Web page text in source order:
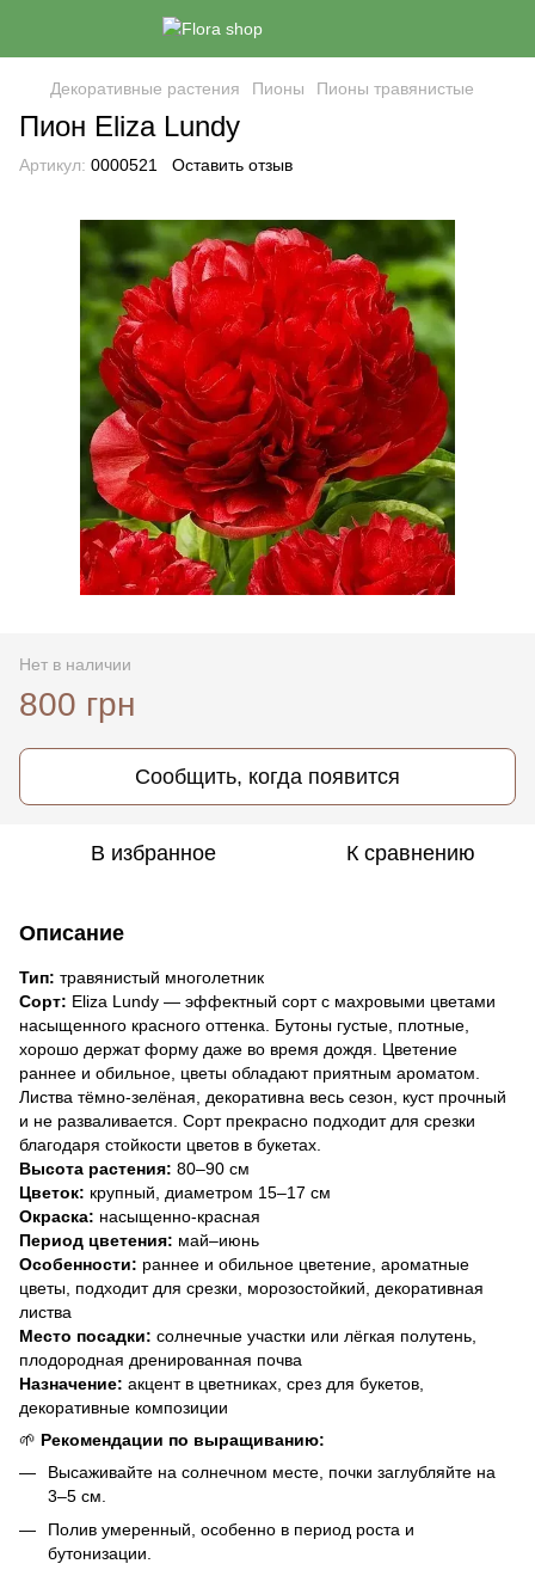
Декоративные растения Пионы Пионы травянистые
Пион Eliza Lundy
Артикул: 0000521 Оставить отзыв
Нет в наличии
800 грн
Сообщить, когда появится
В избранное К сравнению
Описание
Тип: травянистый многолетник
Сорт: Eliza Lundy — эффектный сорт с махровыми цветами
насыщенного красного оттенка. Бутоны густые, плотные,
хорошо держат форму даже во время дождя. Цветение
раннее и обильное, цветы обладают приятным ароматом.
Листва тёмно-зелёная, декоративна весь сезон, куст прочный
и не разваливается. Сорт прекрасно подходит для срезки
благодаря стойкости цветов в букетах.
Высота растения: 80–90 см
Цветок: крупный, диаметром 15–17 см
Окраска: насыщенно-красная
Период цветения: май–июнь
Особенности: раннее и обильное цветение, ароматные
цветы, подходит для срезки, морозостойкий, декоративная
листва
Место посадки: солнечные участки или лёгкая полутень,
плодородная дренированная почва
Назначение: акцент в цветниках, срез для букетов,
декоративные композиции
🌱 Рекомендации по выращиванию:
Высаживайте на солнечном месте, почки заглубляйте на
3–5 см.
Полив умеренный, особенно в период роста и
бутонизации.